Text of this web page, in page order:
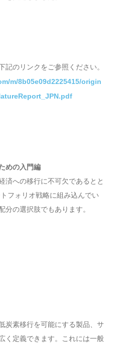
記のリンクをご参照ください。
m/8b05e09d2225415/origin
めの入門編
済への移行に不可欠であるとと
フォリオ戦略に組み込んでい
分の選択肢でもあります。
炭素移行を可能にする製品、サ
く定義できます。これには一般